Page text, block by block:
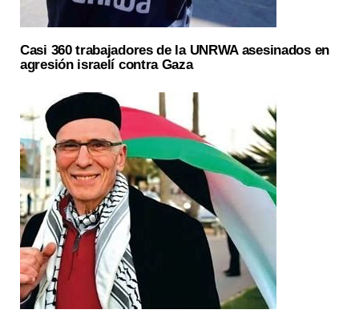
Casi 360 trabajadores de la UNRWA asesinados en
agresión israelí contra Gaza